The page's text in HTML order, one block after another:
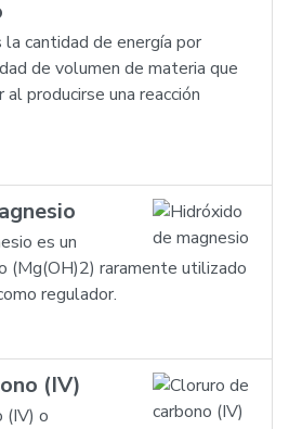
cantidad de energía por
de volumen de materia que
producirse una reacción
es un
(Mg(OH)2) raramente utilizado
regulador.
(IV)
(IV) o